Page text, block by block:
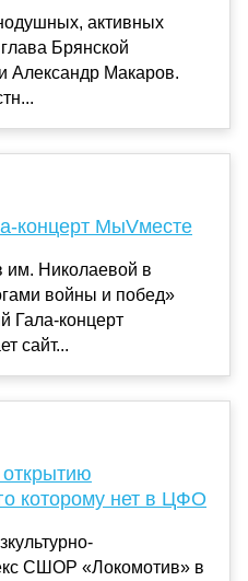
активных
Брянской
Александр Макаров.
концерт МыVместе
им. Николаевой в
войны и побед»
Гала-концерт
сайт...
открытию
которому нет в ЦФО
СШОР «Локомотив» в